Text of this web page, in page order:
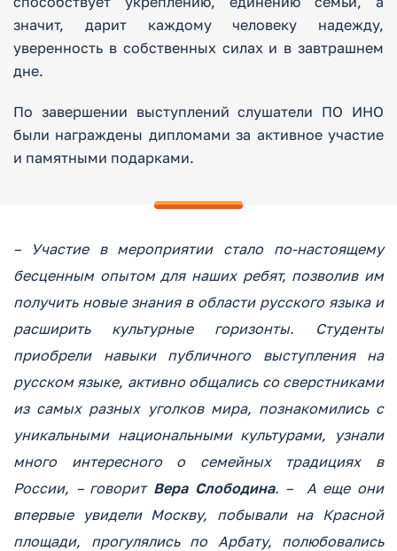
значит, дарит каждому человеку надежду,
уверенность в собственных силах и в завтрашнем
дне.
По завершении выступлений слушатели ПО ИНО
были награждены дипломами за активное участие
и памятными подарками.
– Участие в мероприятии стало по-настоящему
бесценным опытом для наших ребят, позволив им
получить новые знания в области русского языка и
расширить культурные горизонты. Студенты
приобрели навыки публичного выступления на
русском языке, активно общались со сверстниками
из самых разных уголков мира, познакомились с
уникальными национальными культурами, узнали
много интересного о семейных традициях в
России, – говорит Вера Слободина. – А еще они
впервые увидели Москву, побывали на Красной
площади, прогулялись по Арбату, полюбовались